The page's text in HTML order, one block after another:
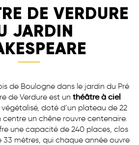
DE VERDURE
JARDIN
de Boulogne dans le jardin du Pré
de Verdure est un théâtre à ciel
doté d’un plateau de 22
un chêne rouvre centenaire.
une capacité de 240 places, clos
33 mètres, qui chaque année ouvre